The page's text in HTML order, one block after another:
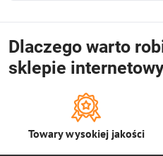
Dlaczego warto
sklepie
Towary wysokiej jakości